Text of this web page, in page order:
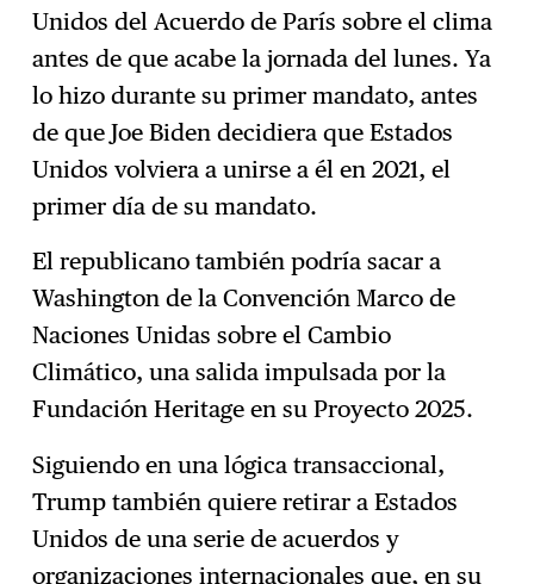
Unidos del Acuerdo de París sobre el clima
antes de que acabe la jornada del lunes. Ya
lo hizo durante su primer mandato, antes
de que Joe Biden decidiera que Estados
Unidos volviera a unirse a él en 2021, el
primer día de su mandato.
El republicano también podría sacar a
Washington de la Convención Marco de
Naciones Unidas sobre el Cambio
Climático, una salida impulsada por la
Fundación Heritage en su Proyecto 2025.
Siguiendo en una lógica transaccional,
Trump también quiere retirar a Estados
Unidos de una serie de acuerdos y
organizaciones internacionales que, en su